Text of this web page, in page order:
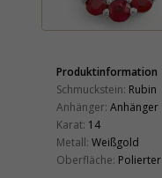
Produktinformation
Schmuckstein: Rubin
Anhänger: Anhänger
Karat: 14
Metall: Weißgold
Oberfläche: Polierter